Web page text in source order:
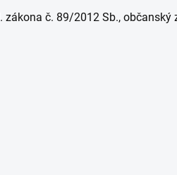
č. 89/2012 Sb., občanský